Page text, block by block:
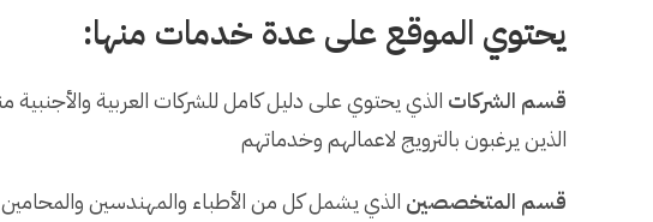
يحتوي الموقع على عدة خدمات منها:
قسم الشركات الذي يحتوي على دليل كامل للشركات العربية والأجنبية
الذين يرغبون بالترويج لاعمالهم وخدماتهم
قسم المتخصصين الذي يشمل كل من الأطباء والمهندسين والمحامين